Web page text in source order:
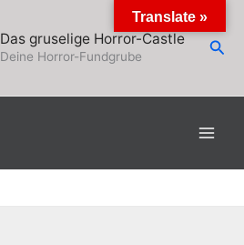
Das gruselige Horror-Castle
Deine Horror-Fundgrube
Translate »